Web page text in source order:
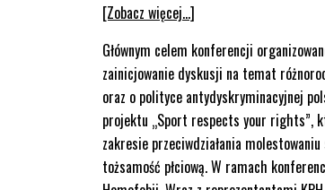
[Zobacz więcej…]
Głównym celem konferencji
zainicjowanie dyskusji na temat
oraz o polityce antydyskryminacyjnej
projektu „Sport respects your rights”,
zakresie przeciwdziałania
tożsamość płciową. W ramach